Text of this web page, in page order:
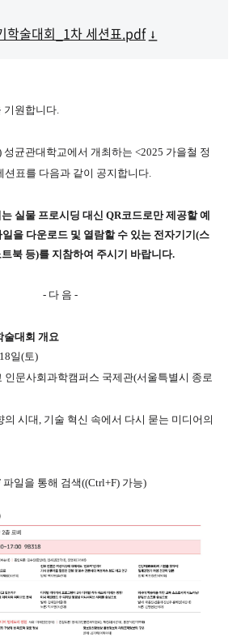
학술대회_1차 세션표.pdf
기원합니다.
성균관대학교에서 개최하는 <2025 가을철 정
션표를 다음과 같이 공지합니다.
실물 프로시딩 대신 QR코드로만 제공할 예
을 다운로드 및 열람할 수 있는 전자기기(스
북 등)를 지참하여 주시기 바랍니다.
- 다 음 -
술대회 개요
일(토)
인문사회과학캠퍼스 국제관(서울특별시 종로
의 시대, 기술 혁신 속에서 다시 묻는 미디어의
파일을 통해 검색((Ctrl+F) 가능)